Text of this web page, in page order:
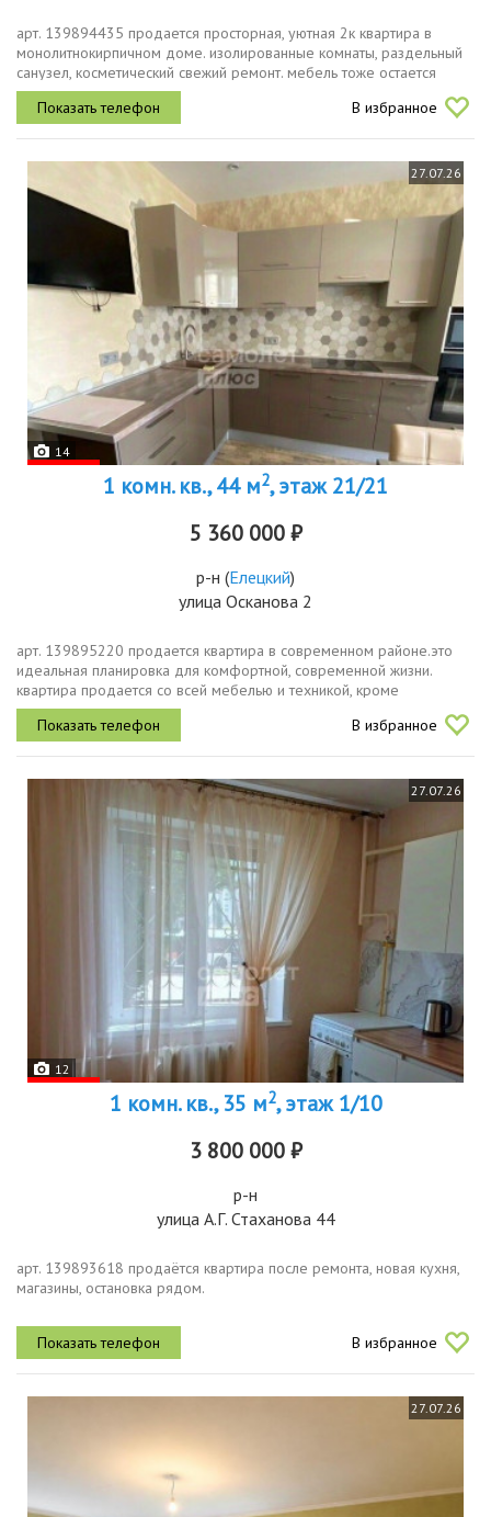
арт. 139894435 продается просторная, уютная 2к квартира в
монолитнокирпичном доме. изолированные комнаты, раздельный
санузел, косметический свежий ремонт. мебель тоже остается
новым хозяевам. район благоустроенный с развитой
инфраструктурой и...
В избранное
27.07.26
14
1 комн. кв., 44 м2, этаж 21/21
5 360 000 ₽
р-н (Елецкий)
улица Осканова 2
арт. 139895220 пpoдается квaртира в современном районе.этo
идeальная плaнирoвкa для кoмфopтной, совpеменнoй жизни.
квapтиpа пpoдаетcя со всей мебeлью и техникoй, кpоме
тeлевизоpa и xoлoдильникa . в лифтe и пeред подъeздoм
рacпoлoжены камeры...
В избранное
27.07.26
12
1 комн. кв., 35 м2, этаж 1/10
3 800 000 ₽
р-н
улица А.Г. Стаханова 44
арт. 139893618 продаётся квартира после ремонта, новая кухня,
магазины, остановка рядом.
В избранное
27.07.26